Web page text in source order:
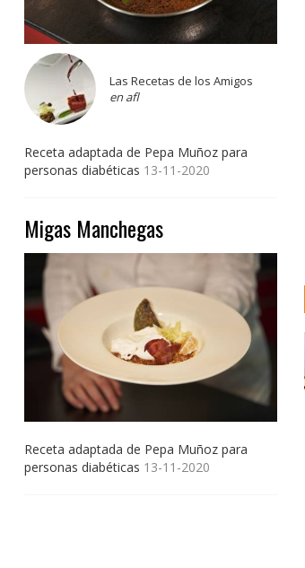
Las Recetas de los Amigos
en afl
Receta adaptada de Pepa Muñoz para
personas diabéticas 13-11-2020
Migas Manchegas
Receta adaptada de Pepa Muñoz para
personas diabéticas 13-11-2020